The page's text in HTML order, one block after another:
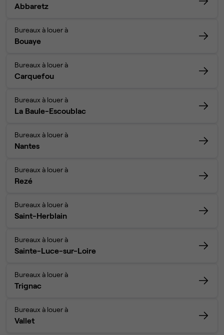
Abbaretz
Bureaux à louer à
Bouaye
Bureaux à louer à
Carquefou
Bureaux à louer à
La Baule-Escoublac
Bureaux à louer à
Nantes
Bureaux à louer à
Rezé
Bureaux à louer à
Saint-Herblain
Bureaux à louer à
Sainte-Luce-sur-Loire
Bureaux à louer à
Trignac
Bureaux à louer à
Vallet